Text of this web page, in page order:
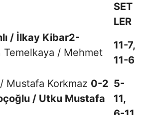
SET
LER
/ İlkay Kibar2-
Temelkaya / Mehmet
11-7,
11-6
Mustafa Korkmaz 0-2
/ Utku Mustafa
5-
11,